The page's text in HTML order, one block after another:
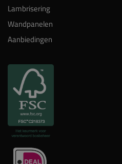
Lambrisering
Wandpanelen
Aanbiedingen